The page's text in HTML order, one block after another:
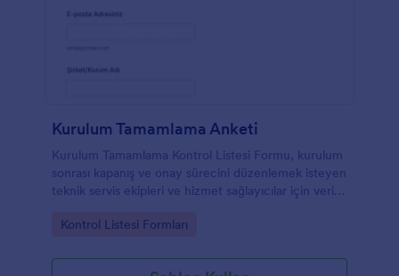
Kurulum Tamamlama Anketi
Kurulum Tamamlama Kontrol Listesi Formu, kurulum
sonrası kapanış ve onay sürecini düzenlemek isteyen
teknik servis ekipleri ve hizmet sağlayıcılar için veri
Go to Category:
Kontrol Listesi Formları